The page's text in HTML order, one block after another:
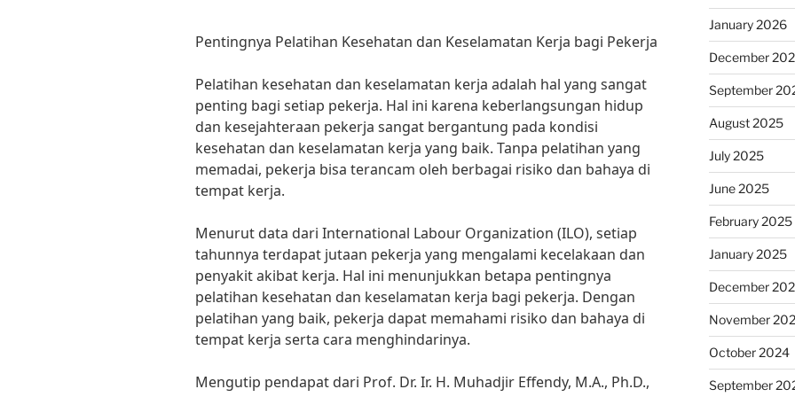
Pentingnya Pelatihan Kesehatan dan Keselamatan Kerja bagi Pekerja
Pelatihan kesehatan dan keselamatan kerja adalah hal yang sangat
penting bagi setiap pekerja. Hal ini karena keberlangsungan hidup
dan kesejahteraan pekerja sangat bergantung pada kondisi
kesehatan dan keselamatan kerja yang baik. Tanpa pelatihan yang
memadai, pekerja bisa terancam oleh berbagai risiko dan bahaya di
tempat kerja.
Menurut data dari International Labour Organization (ILO), setiap
tahunnya terdapat jutaan pekerja yang mengalami kecelakaan dan
penyakit akibat kerja. Hal ini menunjukkan betapa pentingnya
pelatihan kesehatan dan keselamatan kerja bagi pekerja. Dengan
pelatihan yang baik, pekerja dapat memahami risiko dan bahaya di
tempat kerja serta cara menghindarinya.
Mengutip pendapat dari Prof. Dr. Ir. H. Muhadjir Effendy, M.A., Ph.D.,
January 2026
December
September
August 2025
July 2025
June 2025
February 2025
January 2025
December
November
October 2024
September